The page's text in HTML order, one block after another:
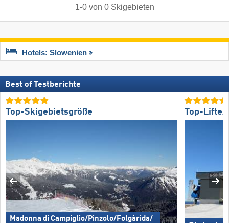
1-0von 0 Skigebieten
Hotels: Slowenien
Best of Testberichte
Top-Skigebietsgröße
Madonna di Campiglio/​Pinzolo/​Folgàrida/​
Top-Lifte/